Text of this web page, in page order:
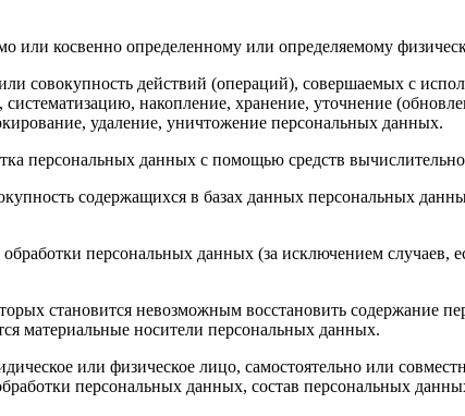
или косвенно определенному или определяемому
совокупность действий (операций), совершаемых с
накопление, хранение, уточнение
удаление, уничтожение персональных данных.
персональных данных с помощью средств
содержащихся в базах данных персональных
персональных данных (за исключением случаев,
становится невозможным восстановить содержание
материальные носители персональных данных.
или физическое лицо, самостоятельно или
персональных данных, состав персональных